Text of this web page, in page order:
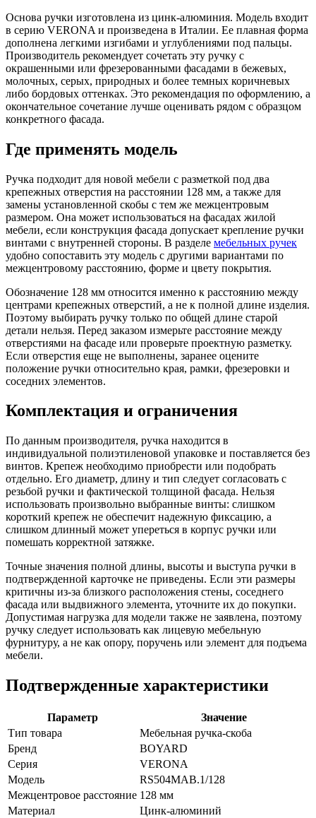
Основа ручки изготовлена из цинк-алюминия. Модель входит
в серию VERONA и произведена в Италии. Ее плавная форма
дополнена легкими изгибами и углублениями под пальцы.
Производитель рекомендует сочетать эту ручку с
окрашенными или фрезерованными фасадами в бежевых,
молочных, серых, природных и более темных коричневых
либо бордовых оттенках. Это рекомендация по оформлению, а
окончательное сочетание лучше оценивать рядом с образцом
конкретного фасада.
Где применять модель
Ручка подходит для новой мебели с разметкой под два
крепежных отверстия на расстоянии 128 мм, а также для
замены установленной скобы с тем же межцентровым
размером. Она может использоваться на фасадах жилой
мебели, если конструкция фасада допускает крепление ручки
винтами с внутренней стороны. В разделе мебельных ручек
удобно сопоставить эту модель с другими вариантами по
межцентровому расстоянию, форме и цвету покрытия.
Обозначение 128 мм относится именно к расстоянию между
центрами крепежных отверстий, а не к полной длине изделия.
Поэтому выбирать ручку только по общей длине старой
детали нельзя. Перед заказом измерьте расстояние между
отверстиями на фасаде или проверьте проектную разметку.
Если отверстия еще не выполнены, заранее оцените
положение ручки относительно края, рамки, фрезеровки и
соседних элементов.
Комплектация и ограничения
По данным производителя, ручка находится в
индивидуальной полиэтиленовой упаковке и поставляется без
винтов. Крепеж необходимо приобрести или подобрать
отдельно. Его диаметр, длину и тип следует согласовать с
резьбой ручки и фактической толщиной фасада. Нельзя
использовать произвольно выбранные винты: слишком
короткий крепеж не обеспечит надежную фиксацию, а
слишком длинный может упереться в корпус ручки или
помешать корректной затяжке.
Точные значения полной длины, высоты и выступа ручки в
подтвержденной карточке не приведены. Если эти размеры
критичны из-за близкого расположения стены, соседнего
фасада или выдвижного элемента, уточните их до покупки.
Допустимая нагрузка для модели также не заявлена, поэтому
ручку следует использовать как лицевую мебельную
фурнитуру, а не как опору, поручень или элемент для подъема
мебели.
Подтвержденные характеристики
Параметр
Значение
Тип товара
Мебельная ручка-скоба
Бренд
BOYARD
Серия
VERONA
Модель
RS504MAB.1/128
Межцентровое расстояние 128 мм
Материал
Цинк-алюминий